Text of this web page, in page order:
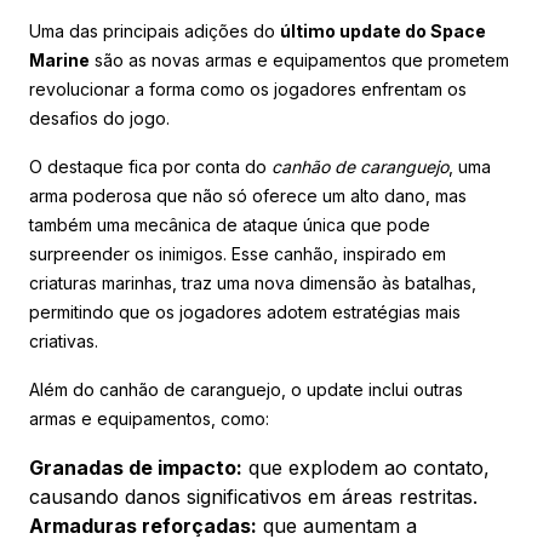
Uma das principais adições do último update do Space
Marine são as novas armas e equipamentos que prometem
revolucionar a forma como os jogadores enfrentam os
desafios do jogo.
O destaque fica por conta do canhão de caranguejo, uma
arma poderosa que não só oferece um alto dano, mas
também uma mecânica de ataque única que pode
surpreender os inimigos. Esse canhão, inspirado em
criaturas marinhas, traz uma nova dimensão às batalhas,
permitindo que os jogadores adotem estratégias mais
criativas.
Além do canhão de caranguejo, o update inclui outras
armas e equipamentos, como:
Granadas de impacto: que explodem ao contato,
causando danos significativos em áreas restritas.
Armaduras reforçadas: que aumentam a